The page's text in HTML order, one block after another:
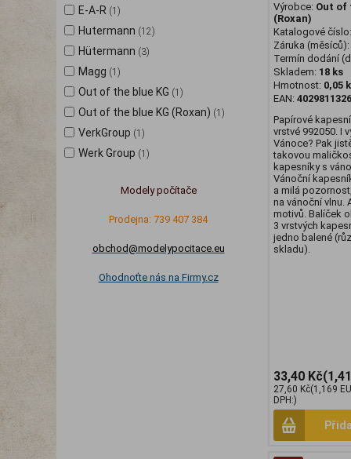
E-A-R (1)
Hutermann (12)
Hütermann (3)
Magg (1)
Out of the blue KG (1)
Out of the blue KG (Roxan) (1)
VerkGroup (1)
Werk Group (1)
Modely počítače
Prodejna: 739 407 384
obchod@modelypocitace.eu
Ohodnoťte nás na Firmy.cz
Výrobce: Out of
(Roxan)
Katalogové číslo:
Záruka (měsíců):
Termín dodání
Skladem: 18 ks
Hmotnost: 0,05
EAN:
Papírové
vrstvé 992050. I
Vánoce? Pak
takovou
kapesníky s
Vánoční
a milá
na vánoční vlnu.
motivů. Balíček
3 vrstvých
jedno balené
skladu).
33,40 Kč
27,60 Kč(1,169
DPH:)